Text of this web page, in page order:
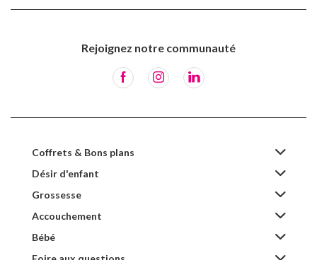
Rejoignez notre communauté
Coffrets & Bons plans
Désir d'enfant
Grossesse
Accouchement
Bébé